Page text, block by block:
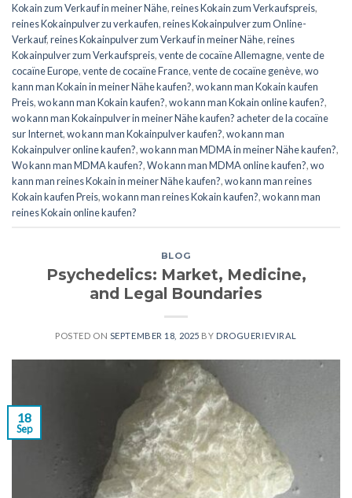
Kokain zum Verkauf in meiner Nähe,reines Kokain zum Verkaufspreis,
reines Kokainpulver zu verkaufen,reines Kokainpulver zum Online-
Verkauf,reines Kokainpulver zum Verkauf in meiner Nähe,reines
Kokainpulver zum Verkaufspreis,vente de cocaïne Allemagne,vente de
cocaïne Europe,vente de cocaïne France,vente de cocaïne genève,wo
kann man Kokain in meiner Nähe kaufen?,wo kann man Kokain kaufen
Preis,wo kann man Kokain kaufen?,wo kann man Kokain online kaufen?,
wo kann man Kokainpulver in meiner Nähe kaufen? acheter de la cocaïne
sur Internet,wo kann man Kokainpulver kaufen?,wo kann man
Kokainpulver online kaufen?,wo kann man MDMA in meiner Nähe kaufen?,
Wo kann man MDMA kaufen?,Wo kann man MDMA online kaufen?,wo
kann man reines Kokain in meiner Nähe kaufen?,wo kann man reines
Kokain kaufen Preis,wo kann man reines Kokain kaufen?,wo kann man
reines Kokain online kaufen?
BLOG
Psychedelics: Market, Medicine,
and Legal Boundaries
POSTED ON SEPTEMBER 18, 2025 BY DROGUERIEVIRAL
18
Sep